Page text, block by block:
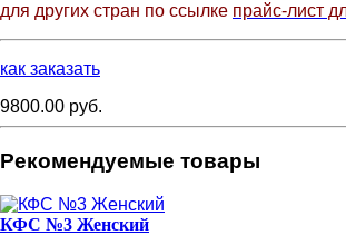
для других стран по ссылке прайс-лист
как заказать
9800.00 руб.
Рекомендуемые товары
КФС №3 Женский